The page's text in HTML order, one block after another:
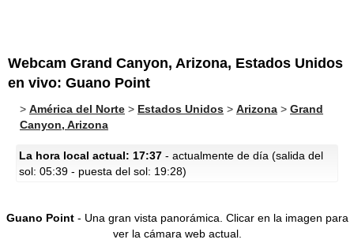
Webcam Grand Canyon, Arizona, Estados Unidos
en vivo: Guano Point
> América del Norte > Estados Unidos > Arizona > Grand
Canyon, Arizona
La hora local actual: 17:37 - actualmente de día (salida del
sol: 05:39 - puesta del sol: 19:28)
Guano Point- Una gran vista panorámica. Clicar en la imagen para
ver la cámara web actual.